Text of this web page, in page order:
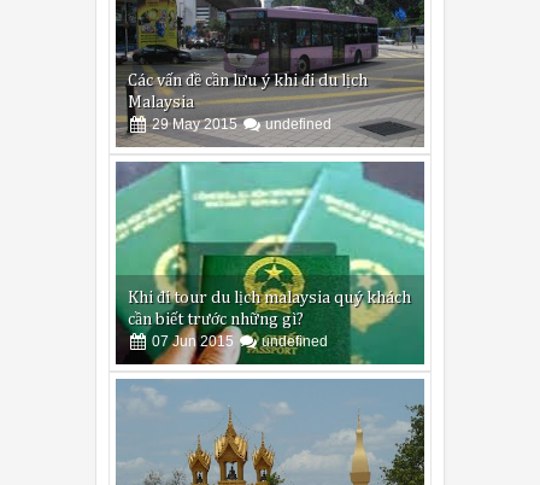
Các vấn đề cần lưu ý khi đi du lịch
Malaysia
29 May 2015 undefined
Khi đi tour du lịch malaysia quý khách
cần biết trước những gì?
07 Jun 2015 undefined